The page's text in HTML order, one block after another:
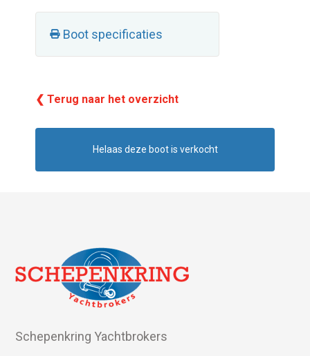
Boot specificaties
❮ Terug naar het overzicht
Helaas deze boot is verkocht
Schepenkring Yachtbrokers